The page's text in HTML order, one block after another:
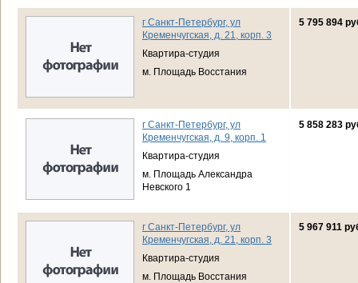
г Санкт-Петербург, ул
Кременчугская, д. 21, корп. 3
Квартира-студия
м. Площадь Восстания
5 795 894
г Санкт-Петербург, ул
Кременчугская, д. 9, корп. 1
Квартира-студия
м. Площадь Александра
Невского 1
5 858 283
г Санкт-Петербург, ул
Кременчугская, д. 21, корп. 3
Квартира-студия
м. Площадь Восстания
5 967 911